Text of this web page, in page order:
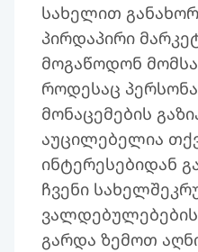
სახელით
პირდაპირი
მოგაწოდონ
როდესაც
მონაცემების
აუცილებელია
ინტერესებიდან
ჩვენი
გარდა ზემოთ